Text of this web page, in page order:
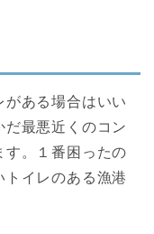
がある場合はいい
最悪近くのコン
。１番困ったの
イレのある漁港